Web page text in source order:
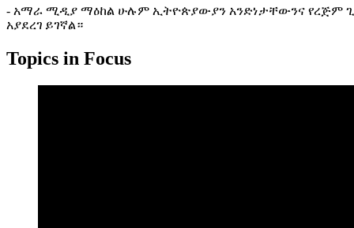
- አማራ ሚዲያ ማዕከል ሁሉም ኢትዮጵያውያን አንድነታቸውንና የረጅም ጊዜ
አያደረገ ይገኛል።
Topics in Focus